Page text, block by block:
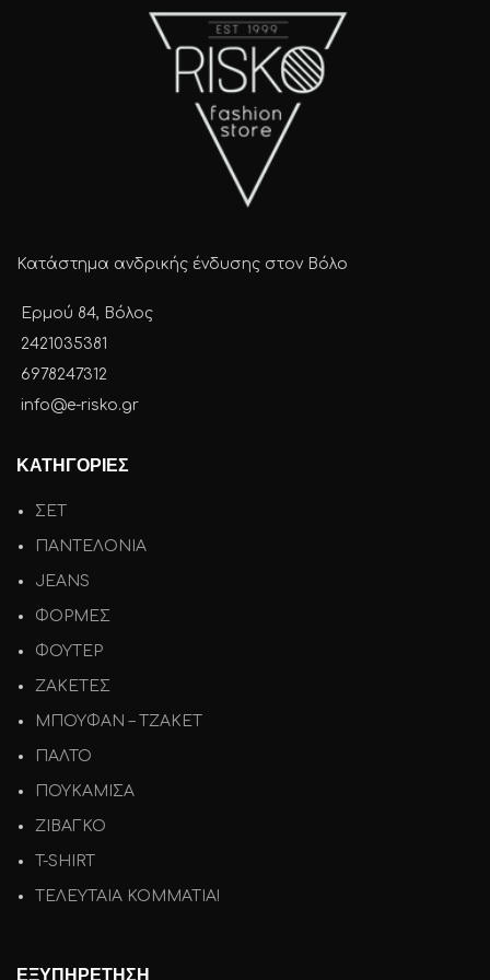
Κατάστημα ανδρικής ένδυσης στον Βόλο
Ερμού 84, Βόλος
2421035381
6978247312
info@e-risko.gr
ΚΑΤΗΓΟΡΙΕΣ
ΣΕΤ
ΠΑΝΤΕΛΟΝΙΑ
JEANS
ΦΟΡΜΕΣ
ΦΟΥΤΕΡ
ΖΑΚΕΤΕΣ
ΜΠΟΥΦΑΝ – ΤΖΑΚΕΤ
ΠΑΛΤΟ
ΠΟΥΚΑΜΙΣΑ
ΖΙΒΑΓΚΟ
T-SHIRT
ΤΕΛΕΥΤΑΙΑ ΚΟΜΜΑΤΙΑ!
ΕΞΥΠΗΡΕΤΗΣΗ